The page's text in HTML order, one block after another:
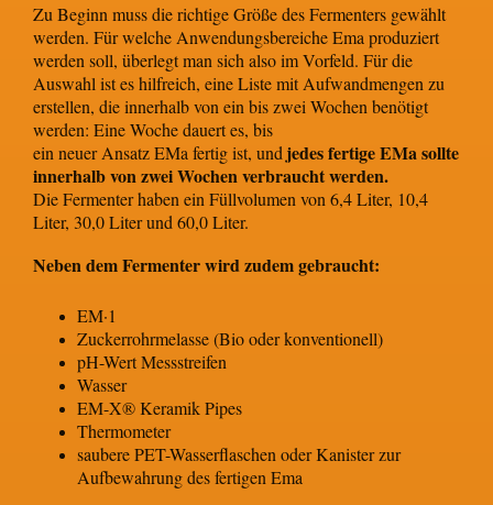
Zu Beginn muss die richtige Größe des Fermenters gewählt
werden. Für welche Anwendungsbereiche Ema produziert
werden soll, überlegt man sich also im Vorfeld. Für die
Auswahl ist es hilfreich, eine Liste mit Aufwandmengen zu
erstellen, die innerhalb von ein bis zwei Wochen benötigt
werden: Eine Woche dauert es, bis
ein neuer Ansatz EMa fertig ist, und jedes fertige EMa sollte
innerhalb von zwei Wochen verbraucht werden.
Die Fermenter haben ein Füllvolumen von 6,4 Liter, 10,4
Liter, 30,0 Liter und 60,0 Liter.
Neben dem Fermenter wird zudem gebraucht:
EM·1
Zuckerrohrmelasse (Bio oder konventionell)
pH-Wert Messstreifen
Wasser
EM-X® Keramik Pipes
Thermometer
saubere PET-Wasserflaschen oder Kanister zur
Aufbewahrung des fertigen Ema